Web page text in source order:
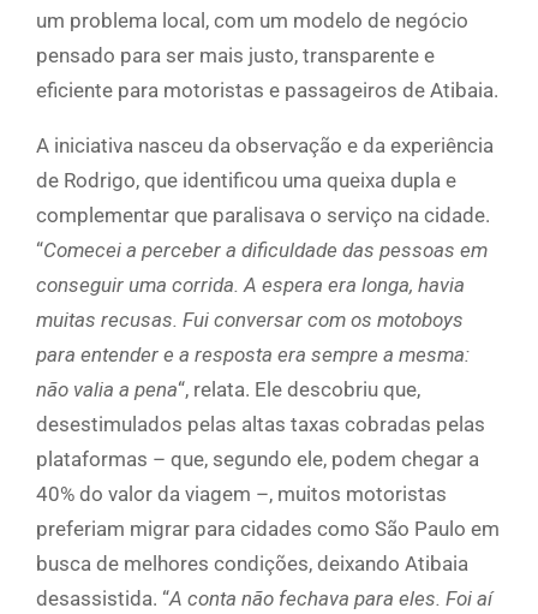
um problema local, com um modelo de negócio
pensado para ser mais justo, transparente e
eficiente para motoristas e passageiros de Atibaia.
A iniciativa nasceu da observação e da experiência
de Rodrigo, que identificou uma queixa dupla e
complementar que paralisava o serviço na cidade.
“Comecei a perceber a dificuldade das pessoas em
conseguir uma corrida. A espera era longa, havia
muitas recusas. Fui conversar com os motoboys
para entender e a resposta era sempre a mesma:
não valia a pena“, relata. Ele descobriu que,
desestimulados pelas altas taxas cobradas pelas
plataformas – que, segundo ele, podem chegar a
40% do valor da viagem –, muitos motoristas
preferiam migrar para cidades como São Paulo em
busca de melhores condições, deixando Atibaia
desassistida. “A conta não fechava para eles. Foi aí